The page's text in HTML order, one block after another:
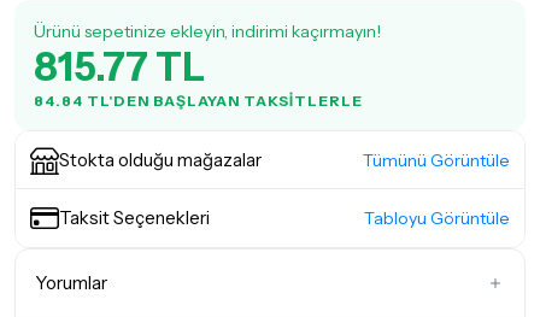
Ürünü sepetinize ekleyin, indirimi kaçırmayın!
815.77 TL
84.84 TL'DEN BAŞLAYAN TAKSITLERLE
Stokta olduğu mağazalar Tümünü Görüntüle
Taksit Seçenekleri Tabloyu Görüntüle
Yorumlar